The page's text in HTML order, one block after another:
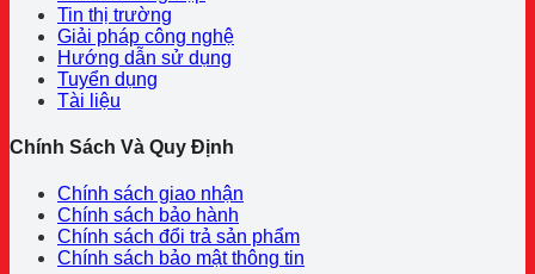
Tin thị trường
Giải pháp công nghệ
Hướng dẫn sử dụng
Tuyển dụng
Tài liệu
Chính Sách Và Quy Định
Chính sách giao nhận
Chính sách bảo hành
Chính sách đổi trả sản phẩm
Chính sách bảo mật thông tin